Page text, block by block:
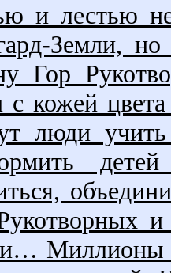
и лестью
Земли,
Гор
с кожей
люди
Миллионы